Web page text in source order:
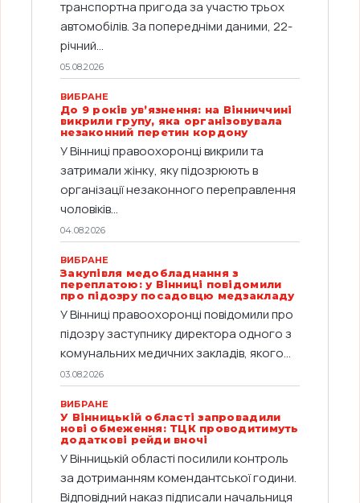
транспортна пригода за участю трьох
автомобілів. За попередніми даними, 22-
річний...
05.08.2026
ВИБРАНЕ
До 9 років ув’язнення: на Вінниччині
викрили групу, яка організовувала
незаконний перетин кордону
У Вінниці правоохоронці викрили та
затримали жінку, яку підозрюють в
організації незаконного переправлення
чоловіків...
04.08.2026
ВИБРАНЕ
Закупівля медобладнання з
переплатою: у Вінниці повідомили
про підозру посадовцю медзакладу
У Вінниці правоохоронці повідомили про
підозру заступнику директора одного з
комунальних медичних закладів, якого...
03.08.2026
ВИБРАНЕ
У Вінницькій області запровадили
нові обмеження: ТЦК проводитимуть
додаткові рейди вночі
У Вінницькій області посилили контроль
за дотриманням комендантської години.
Відповідний наказ підписали начальниця